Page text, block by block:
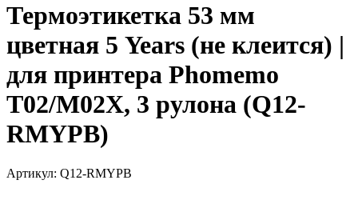
Термоэтикетка 53 мм
цветная 5 Years (не клеится) |
для принтера Phomemo
T02/M02X, 3 рулона (Q12-
RMYPB)
Артикул: Q12-RMYPB